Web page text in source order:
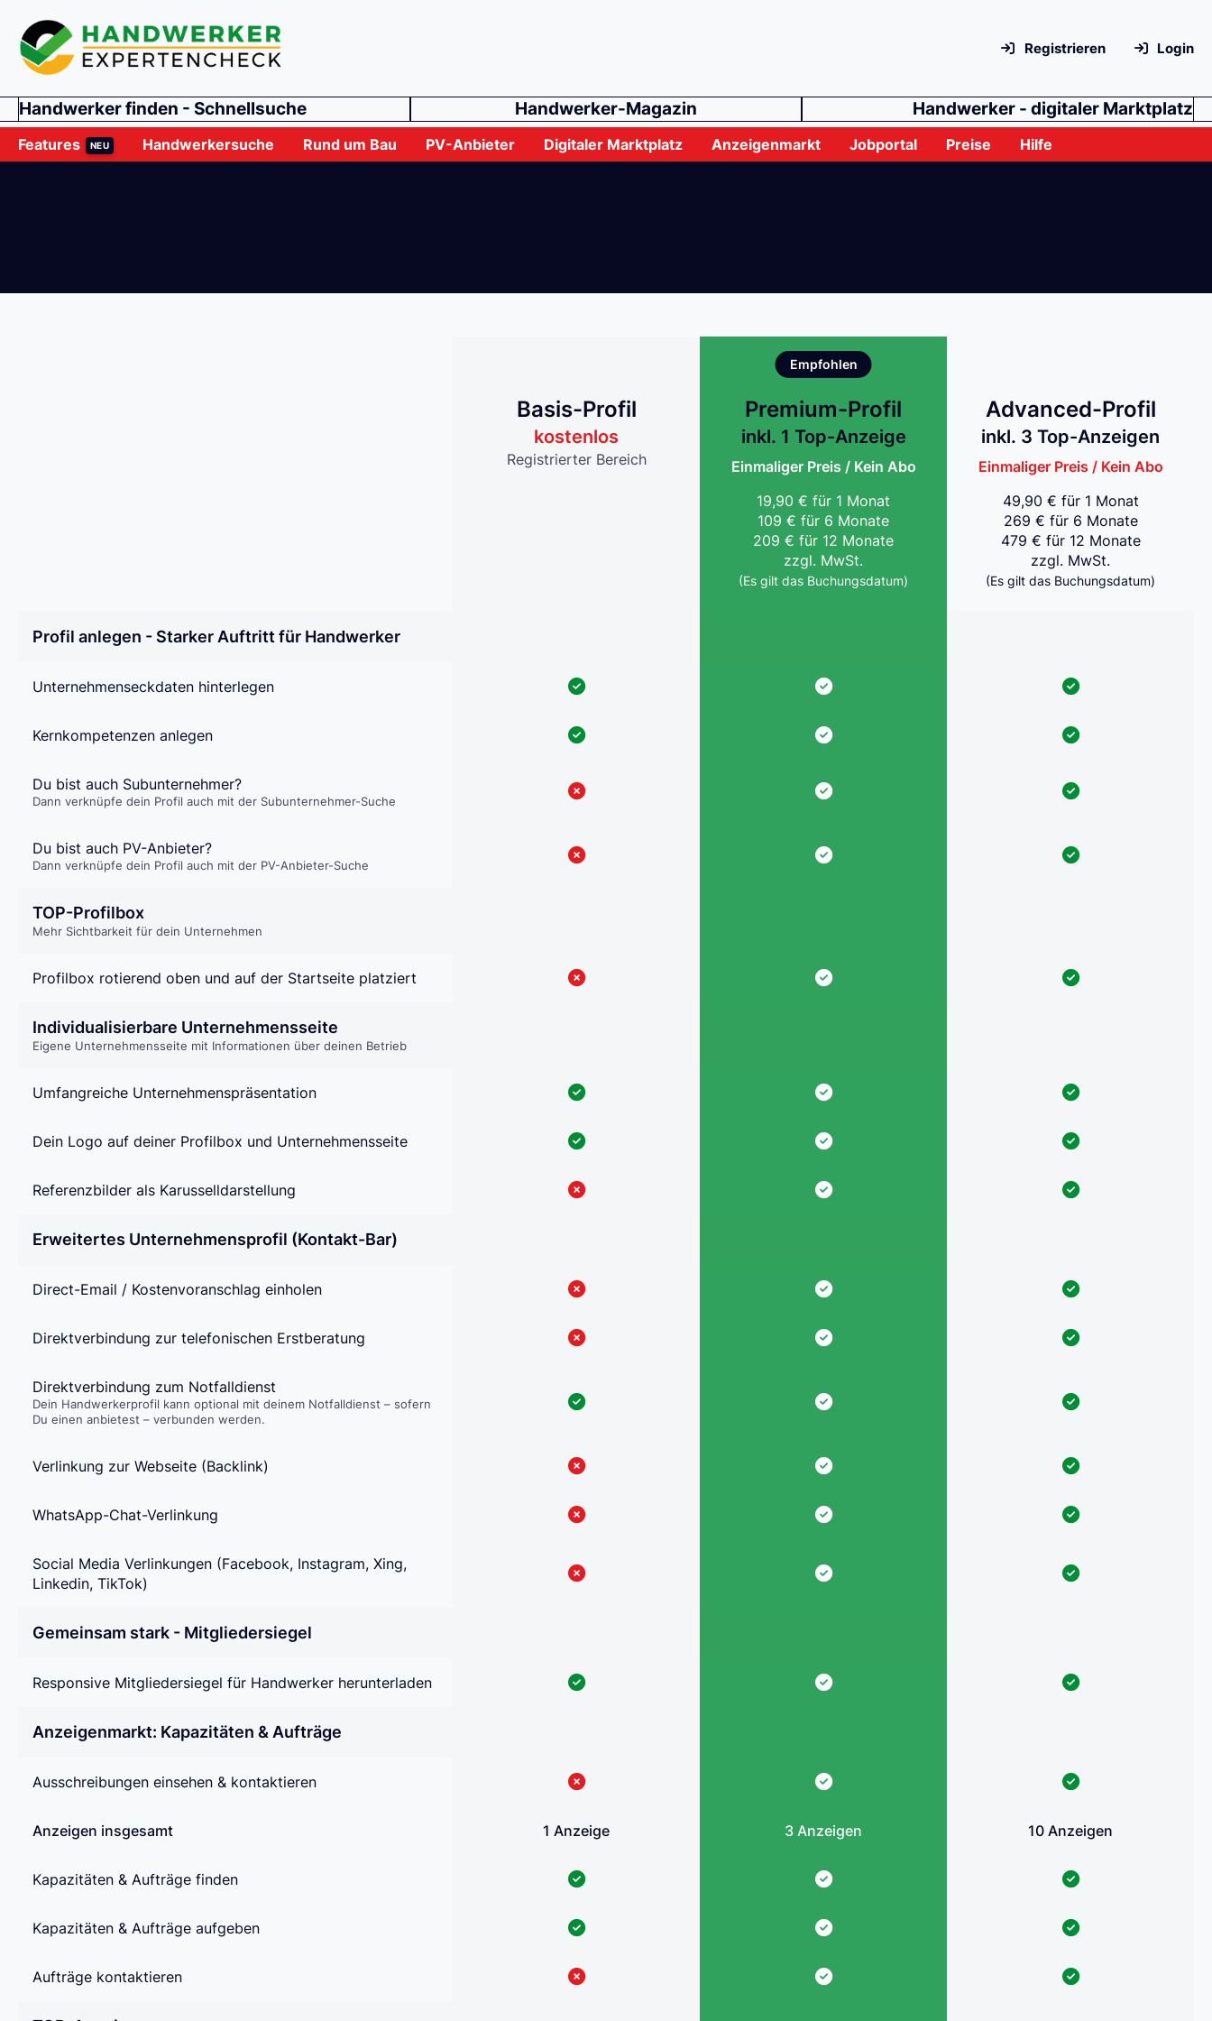
Registrieren Login
Handwerker finden - Schnellsuche Handwerker-Magazin Handwerker - digitaler Marktplatz
Features NEU Handwerkersuche Rund um Bau PV-Anbieter Digitaler Marktplatz Anzeigenmarkt Jobportal Preise Hilfe
Basis-Profil
kostenlos
Registrierter Bereich
Empfohlen
Premium-Profil
inkl. 1 Top-Anzeige
Einmaliger Preis / Kein Abo
19,90 € für 1 Monat
109 € für 6 Monate
209 € für 12 Monate
zzgl. MwSt.
(Es gilt das Buchungsdatum)
Advanced-Profil
inkl. 3 Top-Anzeigen
Einmaliger Preis / Kein Abo
49,90 € für 1 Monat
269 € für 6 Monate
479 € für 12 Monate
zzgl. MwSt.
(Es gilt das Buchungsdatum)
Profil anlegen - Starker Auftritt für Handwerker
Unternehmenseckdaten hinterlegen
Kernkompetenzen anlegen
Du bist auch Subunternehmer?
Dann verknüpfe dein Profil auch mit der Subunternehmer-Suche
Du bist auch PV-Anbieter?
Dann verknüpfe dein Profil auch mit der PV-Anbieter-Suche
TOP-Profilbox
Mehr Sichtbarkeit für dein Unternehmen
Profilbox rotierend oben und auf der Startseite platziert
Individualisierbare Unternehmensseite
Eigene Unternehmensseite mit Informationen über deinen Betrieb
Umfangreiche Unternehmenspräsentation
Dein Logo auf deiner Profilbox und Unternehmensseite
Referenzbilder als Karusselldarstellung
Erweitertes Unternehmensprofil (Kontakt-Bar)
Direct-Email / Kostenvoranschlag einholen
Direktverbindung zur telefonischen Erstberatung
Direktverbindung zum Notfalldienst
Dein Handwerkerprofil kann optional mit deinem Notfalldienst – sofern
Du einen anbietest – verbunden werden.
Verlinkung zur Webseite (Backlink)
WhatsApp-Chat-Verlinkung
Social Media Verlinkungen (Facebook, Instagram, Xing,
Linkedin, TikTok)
Gemeinsam stark - Mitgliedersiegel
Responsive Mitgliedersiegel für Handwerker herunterladen
Anzeigenmarkt: Kapazitäten & Aufträge
Ausschreibungen einsehen & kontaktieren
Anzeigen insgesamt 1 Anzeige 3 Anzeigen 10 Anzeigen
Kapazitäten & Aufträge finden
Kapazitäten & Aufträge aufgeben
Aufträge kontaktieren